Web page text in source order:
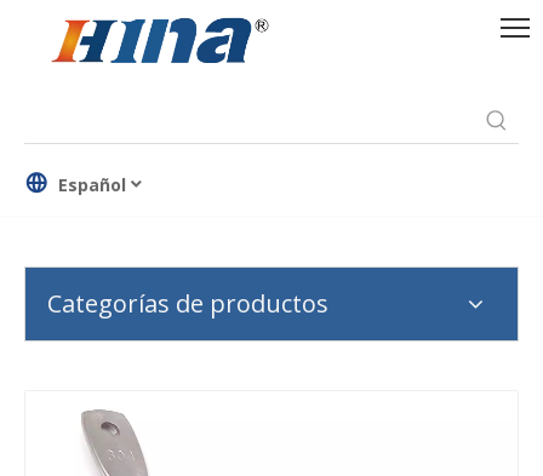
Español
Categorías de productos